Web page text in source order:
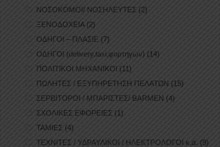
ΝΟΣΟΚΟΜΟΙ/ ΝΟΣΗΛΕΥΤΕΣ (2)
ΞΕΝΟΔΟΧΕΙΑ(2)
ΟΔΗΓΟΙ – ΠΛΑΣΙΕ (7)
ΟΔΗΓΟΙ (delivery,taxi,φορτηγών) (14)
ΠΟΛΙΤΙΚΟΙ ΜΗΧΑΝΙΚΟΙ (11)
ΠΩΛΗΤΕΣ / ΕΞΥΠΗΡΕΤΗΣΗ ΠΕΛΑΤΩΝ (15)
ΣΕΡΒΙΤΟΡΟΙ / ΜΠΑΡΙΣΤΕΣ/ BARMEN (4)
ΣΧΟΛΙΚΕΣ ΕΦΟΡΕΙΕΣ (1)
ΤΑΜΙΕΣ (4)
ΤΕΧΝΙΤΕΣ / ΥΔΡΑΥΛΙΚΟΙ / ΗΛΕΚΤΡΟΛΟΓΟΙ κ.ά. (9)